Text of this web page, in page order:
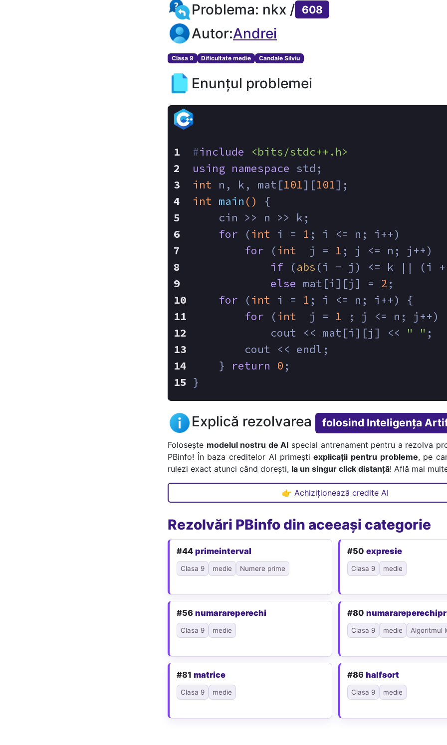
Problema: nkx / 608
Autor:Andrei
Clasa 9 Dificultate medie Candale Silviu
Enunțul problemei
#include
<bits/stdc++.h>
using namespace std;
int n, k, mat[101][101];
int main ()
{
    cin >> n >> k;
for (int i = 1 ; i <= n; i++)
for (int
  j =
1 ; j <= n; j++)
if (abs (i - j) <= k || (i +
else mat[i][j] = 2 ;
for (int i = 1 ; i <= n; i++) {
for (int
  j =
1 ; j <= n; j++)
            cout << mat[i][j] <<
" " ;
        cout << endl;
    }
return 0 ;
}
Explică rezolvarea folosind Inteligența
Folosește modelul nostru de AI special antrenament pentru a rezolva
PBinfo! În baza creditelor AI primeștiexplicații pentru probleme, pe
rulezi exact atunci când dorești, la un singur click distanță! Află mai
👉 Achiziționează credite AI
Rezolvări PBinfo din aceeași categorie
#44 primeinterval
Clasa 9 medie Numere prime
#50 expresie
Clasa 9 medie
#56 numarareperechi
Clasa 9 medie
#80
Clasa 9 medie Algoritmul
#81 matrice
Clasa 9 medie
#86 halfsort
Clasa 9 medie